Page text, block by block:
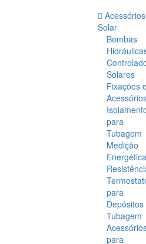
Acessórios
Solar
Bombas
Solares
Fixações
para
Tubagem
Medição
Energética
para
Depósitos
Tubagem
para